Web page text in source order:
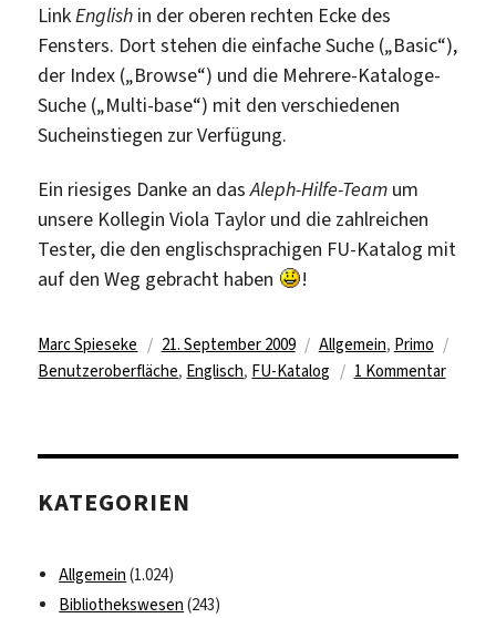
LinkEnglish in der oberen rechten Ecke des
Fensters. Dort stehen die einfache Suche („Basic“),
der Index („Browse“) und die Mehrere-Kataloge-
Suche („Multi-base“) mit den verschiedenen
Sucheinstiegen zur Verfügung.
Ein riesiges Danke an dasAleph-Hilfe-Team um
unsere Kollegin Viola Taylor und die zahlreichen
Tester, die den englischsprachigen FU-Katalog mit
auf den Weg gebracht haben
!
Autor
Marc Spieseke
Veröffentlicht
am
21. September 2009 Kategorien
Allgemein, Primo
Benutzeroberfläche, Englisch, FU-Katalog 1 Kommentarzu
wird
KATEGORIEN
Allgemein (1.024)
Bibliothekswesen (243)